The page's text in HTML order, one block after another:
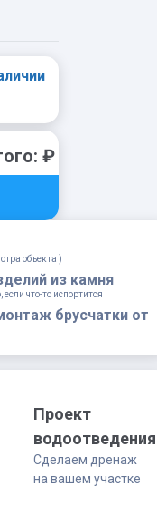
₽
объекта )
из камня
что-то испортится
брусчатки от
Проект
водоотведения
Сделаем дренаж
на вашем участке